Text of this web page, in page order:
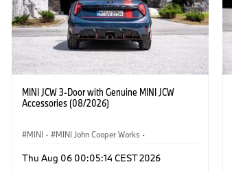
MINI JCW 3-Door with Genuine MINI JCW
Accessories (08/2026)
MINI · MINI John Cooper Works ·
Optional Extras, Accessories
Thu Aug 06 00:05:14 CEST 2026